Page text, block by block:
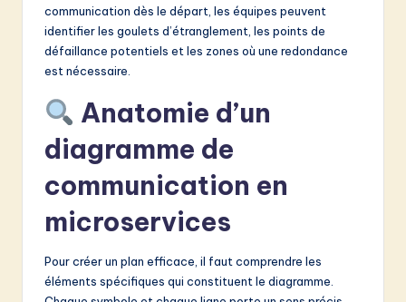
communication dès le départ, les équipes peuvent
identifier les goulets d’étranglement, les points de
défaillance potentiels et les zones où une redondance
est nécessaire.
Anatomie d’un
diagramme de
communication en
microservices
Pour créer un plan efficace, il faut comprendre les
éléments spécifiques qui constituent le diagramme.